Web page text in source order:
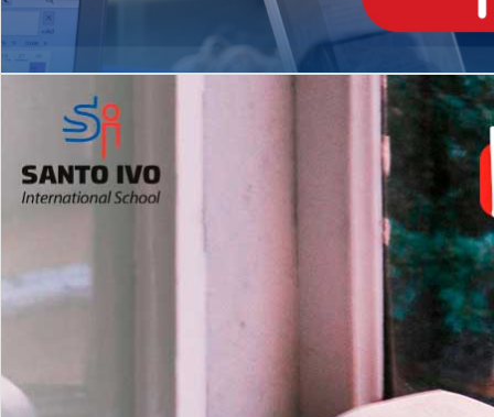
Matrículas Abertas 2026
2º AO 5º ANO FUNDAMENTAL
es
Com imersão Bilingue - Anos
Finais